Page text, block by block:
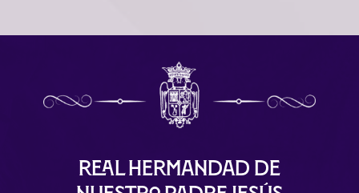
Real Hermandad de